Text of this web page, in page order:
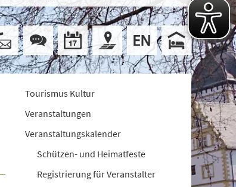
Tourismus Kultur
Veranstaltungen
Veranstaltungskalender
Schützen- und Heimatfeste
Registrierung für Veranstalter